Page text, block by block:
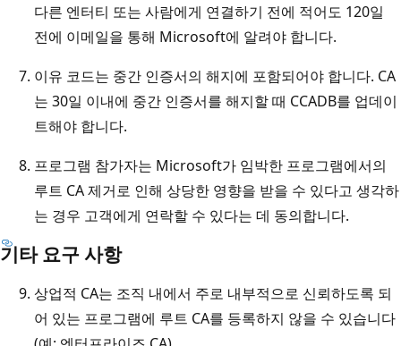
다른 엔터티 또는 사람에게 연결하기 전에 적어도 120일
전에 이메일을 통해 Microsoft에 알려야 합니다.
이유 코드는 중간 인증서의 해지에 포함되어야 합니다. CA
는 30일 이내에 중간 인증서를 해지할 때 CCADB를 업데이
트해야 합니다.
프로그램 참가자는 Microsoft가 임박한 프로그램에서의
루트 CA 제거로 인해 상당한 영향을 받을 수 있다고 생각하
는 경우 고객에게 연락할 수 있다는 데 동의합니다.
기타 요구 사항
상업적 CA는 조직 내에서 주로 내부적으로 신뢰하도록 되
어 있는 프로그램에 루트 CA를 등록하지 않을 수 있습니다